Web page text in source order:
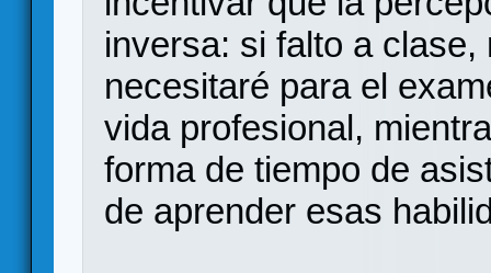
inversa: si falto a
necesitaré para el
vida profesional,
forma de tiempo de
de aprender esas